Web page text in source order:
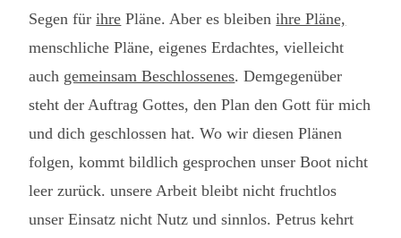
Segen fürihre Pläne. Aber es bleibenihre Pläne,
menschliche Pläne, eigenes Erdachtes, vielleicht
auch gemeinsam Beschlossenes. Demgegenüber
steht der Auftrag Gottes, den Plan den Gott für mich
und dich geschlossen hat. Wo wir diesen Plänen
folgen, kommt bildlich gesprochen unser Boot nicht
leer zurück. unsere Arbeit bleibt nicht fruchtlos
unser Einsatz nicht Nutz und sinnlos. Petrus kehrt